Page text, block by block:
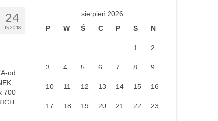
24
LIS 2018
od
700
sierpień 2026
P
W Ś C P S N
1 2
3 4 5 6 7 8 9
10 11 12 13 14 15 16
17 18 19 20 21 22 23